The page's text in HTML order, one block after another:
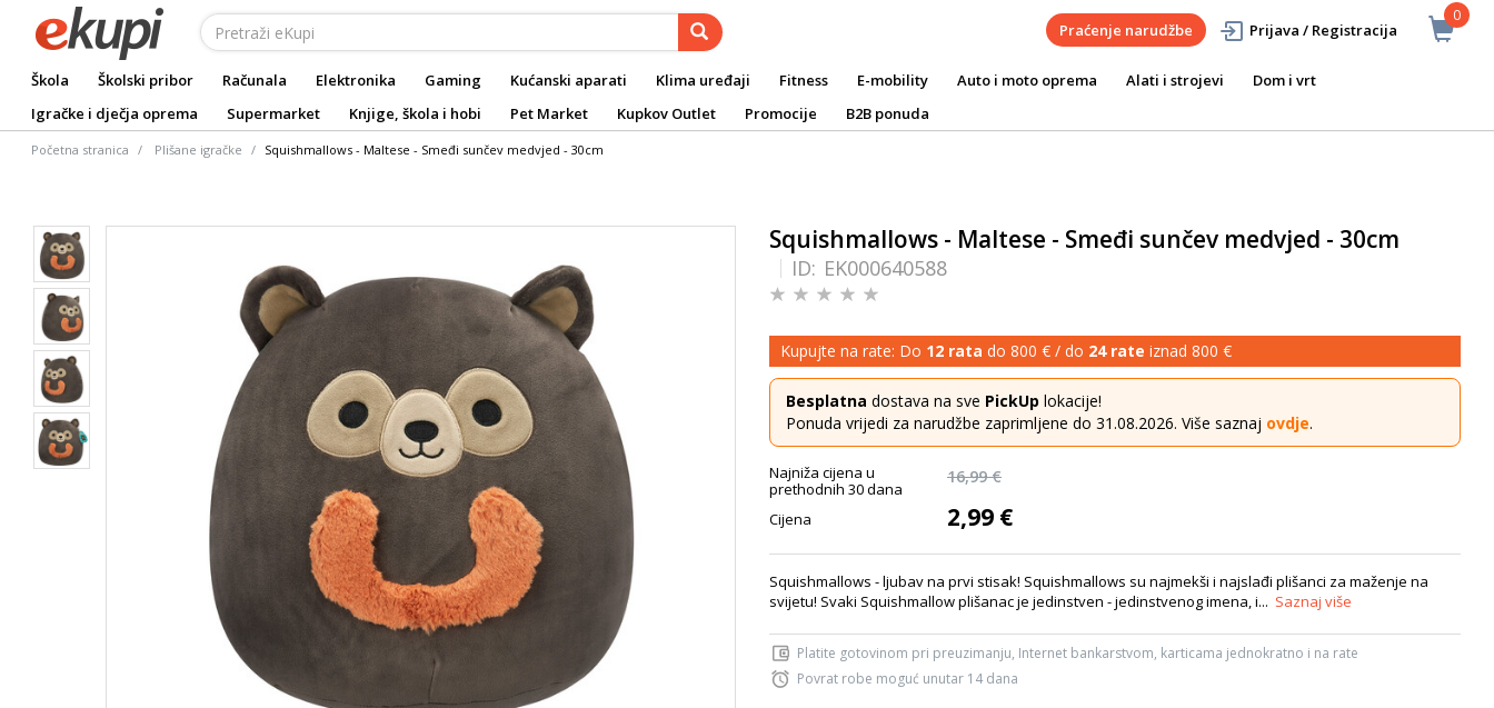
0
Praćenje narudžbe Prijava / Registracija
Škola Školski pribor Računala Elektronika Gaming Kućanski aparati Klima uređaji Fitness E-mobility Auto i moto oprema Alati i strojevi
Dom i vrt
Igračke i dječja oprema
Supermarket Knjige, škola i hobi Pet Market Kupkov Outlet Promocije B2B ponuda
Početna stranica Plišane igračke Squishmallows - Maltese - Smeđi sunčev medvjed - 30cm
Squishmallows - Maltese - Smeđi sunčev medvjed - 30cm
ID: EK000640588
Kupujte na rate: Do 12 rata do 800 € / do 24 rate iznad 800 €
Besplatna dostava na sve PickUp lokacije!
Ponuda vrijedi za narudžbe zaprimljene do 31.08.2026. Više saznaj ovdje.
Najniža cijena u
prethodnih 30 dana
16,99 €
Cijena 2,99 €
Squishmallows - ljubav na prvi stisak! Squishmallows su najmekši i najslađi plišanci za maženje na
svijetu! Svaki Squishmallow plišanac je jedinstven - jedinstvenog imena, i... Saznaj više
Platite gotovinom pri preuzimanju, Internet bankarstvom, karticama jednokratno i na rate
Povrat robe moguć unutar 14 dana